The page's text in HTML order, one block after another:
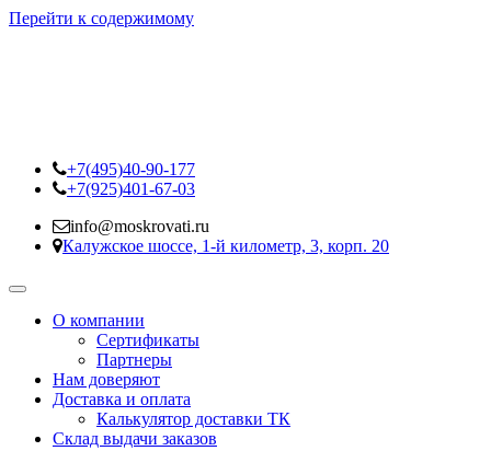
Перейти к содержимому
+7(495)40-90-177
+7(925)401-67-03
info@moskrovati.ru
Калужское шоссе, 1-й километр, 3, корп. 20
О компании
Сертификаты
Партнеры
Нам доверяют
Доставка и оплата
Калькулятор доставки ТК
Склад выдачи заказов